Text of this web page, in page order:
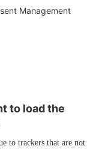
Management
to load the
to trackers that are not